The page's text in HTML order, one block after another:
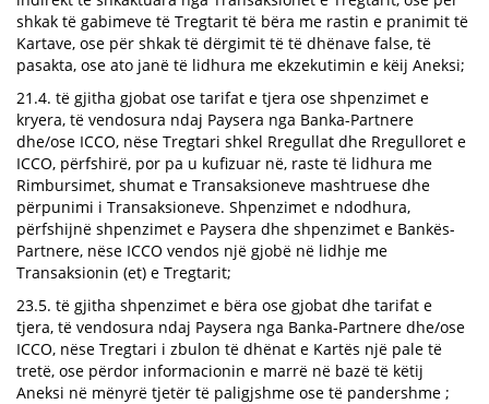
shkak të gabimeve të Tregtarit të bëra me rastin e pranimit të
Kartave, ose për shkak të dërgimit të të dhënave false, të
pasakta, ose ato janë të lidhura me ekzekutimin e këij Aneksi;
21.4. të gjitha gjobat ose tarifat e tjera ose shpenzimet e
kryera, të vendosura ndaj Paysera nga Banka-Partnere
dhe/ose ICCO, nëse Tregtari shkel Rregullat dhe Rregulloret e
ICCO, përfshirë, por pa u kufizuar në, raste të lidhura me
Rimbursimet, shumat e Transaksioneve mashtruese dhe
përpunimi i Transaksioneve. Shpenzimet e ndodhura,
përfshijnë shpenzimet e Paysera dhe shpenzimet e Bankës-
Partnere, nëse ICCO vendos një gjobë në lidhje me
Transaksionin (et) e Tregtarit;
23.5. të gjitha shpenzimet e bëra ose gjobat dhe tarifat e
tjera, të vendosura ndaj Paysera nga Banka-Partnere dhe/ose
ICCO, nëse Tregtari i zbulon të dhënat e Kartës një pale të
tretë, ose përdor informacionin e marrë në bazë të këtij
Aneksi në mënyrë tjetër të paligjshme ose të pandershme ;